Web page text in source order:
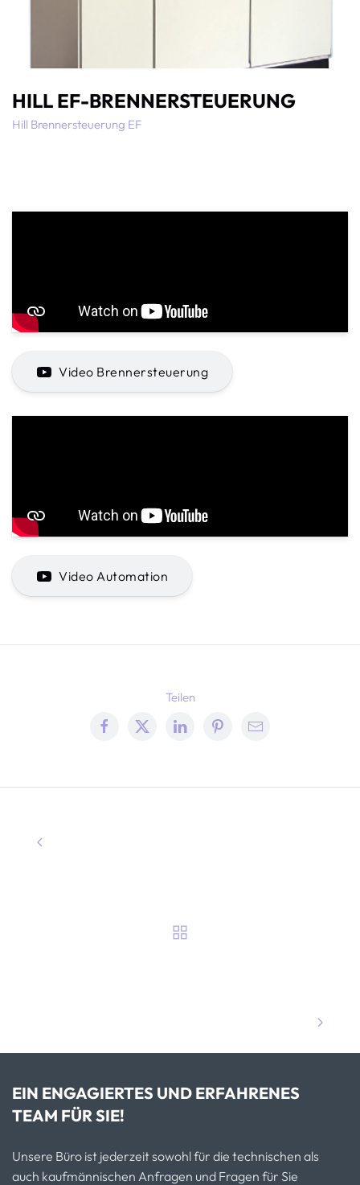
HILL EF-BRENNERSTEUERUNG
Hill Brennersteuerung EF
Video Brennersteuerung
Video Automation
Teilen
EIN ENGAGIERTES UND ERFAHRENES
TEAM FÜR SIE!
Unsere Büro ist jederzeit sowohl für die technischen als
auch kaufmännischen Anfragen und Fragen für Sie